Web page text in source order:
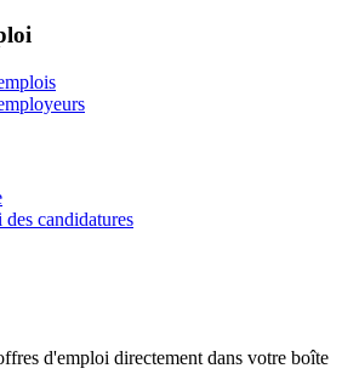
candidatures
d'emploi directement dans votre boîte